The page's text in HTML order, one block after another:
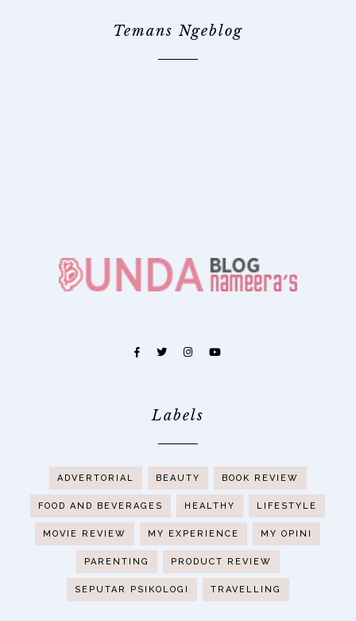
Temans Ngeblog
Labels
ADVERTORIAL BEAUTY BOOK REVIEW
FOOD AND BEVERAGES HEALTHY LIFESTYLE
MOVIE REVIEW MY EXPERIENCE MY OPINI
PARENTING PRODUCT REVIEW
SEPUTAR PSIKOLOGI TRAVELLING